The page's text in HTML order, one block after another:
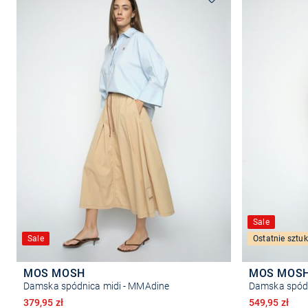
Sale
MOS MOSH
Damska spódnica midi - MMAdine
Obniżona cena
379,95 zł
Sale
Ostatnie
MOS
Damska
Obniżona
549,95 zł